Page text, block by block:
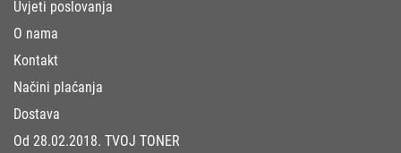
Uvjeti poslovanja
O nama
Kontakt
Načini plaćanja
Dostava
Od 28.02.2018. TVOJ TONER